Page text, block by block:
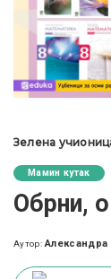
Зелена
Мамин кутак
Обрни,
Posted
Аутор: Александра